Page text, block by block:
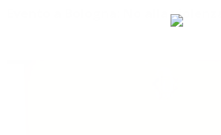
Evento a Bologna: No alla violenza!